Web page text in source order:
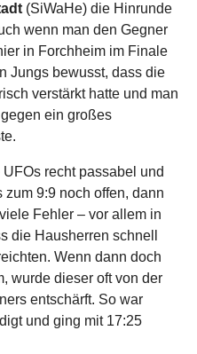
(SiWaHe) die Hinrunde
wenn man den Gegner
in Forchheim im Finale
Jungs bewusst, dass die
verstärkt hatte und man
ein großes
recht passabel und
9:9 noch offen, dann
Fehler – vor allem in
die Hausherren schnell
Wenn dann doch
wurde dieser oft von der
entschärft. So war
und ging mit 17:25